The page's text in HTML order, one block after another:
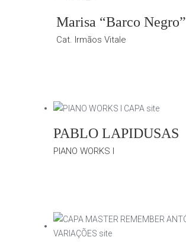
Marisa “Barco Negro”
Cat. Irmãos Vitale
PABLO LAPIDUSAS
PIANO WORKS I